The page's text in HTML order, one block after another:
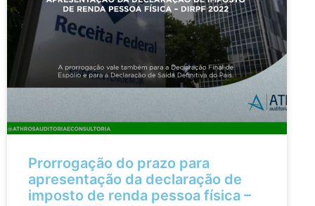
Prorrogação do prazo para
apresentação da declaração de
imposto de renda pessoa física –